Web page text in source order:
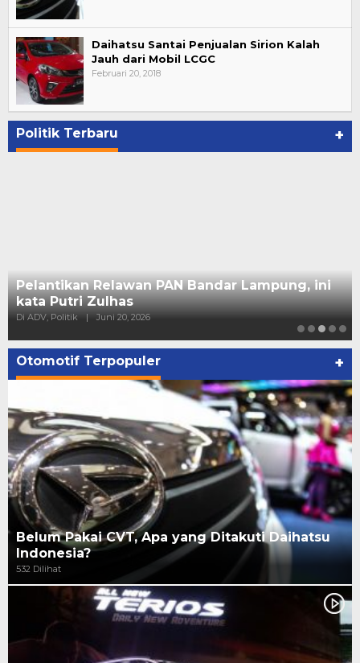
Daihatsu Santai Penjualan Sirion Kalah
Jauh dari Mobil LCGC
Februari 20, 2018
Politik Terbaru +
Pelantikan Relawan PAN Bandar Lampung, ini
kata Putri Zulhas
Di ADV, Politik | Juni 20, 2026
Otomotif Terpopuler +
Belum Pakai CVT, Apa yang Ditakuti Daihatsu
Indonesia?
532 Dilihat